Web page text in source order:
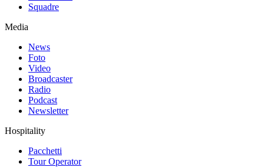
Squadre
Media
News
Foto
Video
Broadcaster
Radio
Podcast
Newsletter
Hospitality
Pacchetti
Tour Operator